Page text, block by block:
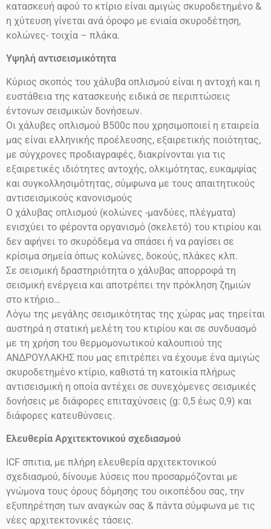
κατασκευή αφού το κτίριο είναι αμιγώς σκυροδετημένο &
η χύτευση γίνεται ανά όροφο με ενιαία σκυροδέτηση,
κολώνες- τοιχία – πλάκα.
Υψηλή αντισεισμικότητα
Κύριος σκοπός του χάλυβα οπλισμού είναι η αντοχή και η
ευστάθεια της κατασκευής ειδικά σε περιπτώσεις
έντονων σεισμικών δονήσεων.
Οι χάλυβες οπλισμού Β500c που χρησιμοποιεί η εταιρεία
μας είναι ελληνικής προέλευσης, εξαιρετικής ποιότητας,
με σύγχρονες προδιαγραφές, διακρίνονται για τις
εξαιρετικές ιδιότητες αντοχής, ολκιμότητας, ευκαμψίας
και συγκολλησιμότητας, σύμφωνα με τους απαιτητικούς
αντισεισμικούς κανονισμούς
Ο χάλυβας οπλισμού (κολώνες -μανδύες, πλέγματα)
ενισχύει το φέροντα οργανισμό (σκελετό) του κτιρίου και
δεν αφήνει το σκυρόδεμα να σπάσει ή να ραγίσει σε
κρίσιμα σημεία όπως κολώνες, δοκούς, πλάκες κλπ.
Σε σεισμική δραστηριότητα ο χάλυβας απορροφά τη
σεισμική ενέργεια και αποτρέπει την πρόκληση ζημιών
στο κτήριο…
Λόγω της μεγάλης σεισμικότητας της χώρας μας τηρείται
αυστηρά η στατική μελέτη του κτιρίου και σε συνδυασμό
με τη χρήση του θερμομονωτικού καλουπιού της
ΑΝΔΡΟΥΛΑΚΗΣ που μας επιτρέπει να έχουμε ένα αμιγώς
σκυροδετημένο κτίριο, καθιστά τη κατοικία πλήρως
αντισεισμική η οποία αντέχει σε συνεχόμενες σεισμικές
δονήσεις με διάφορες επιταχύνσεις (g: 0,5 έως 0,9) και
διάφορες κατευθύνσεις.
Ελευθερία Αρχιτεκτονικού σχεδιασμού
ICF σπιτια, με πλήρη ελευθερία αρχιτεκτονικού
σχεδιασμού, δίνουμε λύσεις που προσαρμόζονται με
γνώμονα τους όρους δόμησης του οικοπέδου σας, την
εξυπηρέτηση των αναγκών σας & πάντα σύμφωνα με τις
νέες αρχιτεκτονικές τάσεις.